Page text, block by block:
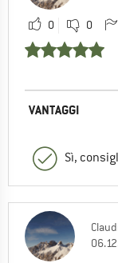
0 0
VANTAGGI
Sì,